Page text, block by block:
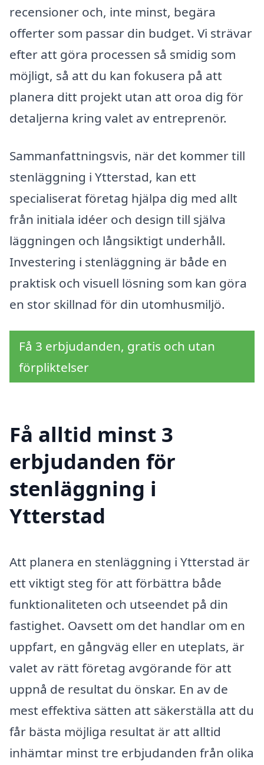
recensioner och, inte minst, begära
offerter som passar din budget. Vi strävar
efter att göra processen så smidig som
möjligt, så att du kan fokusera på att
planera ditt projekt utan att oroa dig för
detaljerna kring valet av entreprenör.
Sammanfattningsvis, när det kommer till
stenläggning i Ytterstad, kan ett
specialiserat företag hjälpa dig med allt
från initiala idéer och design till själva
läggningen och långsiktigt underhåll.
Investering i stenläggning är både en
praktisk och visuell lösning som kan göra
en stor skillnad för din utomhusmiljö.
Få 3 erbjudanden, gratis och utan
förpliktelser
Få alltid minst 3
erbjudanden för
stenläggning i
Ytterstad
Att planera en stenläggning i Ytterstad är
ett viktigt steg för att förbättra både
funktionaliteten och utseendet på din
fastighet. Oavsett om det handlar om en
uppfart, en gångväg eller en uteplats, är
valet av rätt företag avgörande för att
uppnå de resultat du önskar. En av de
mest effektiva sätten att säkerställa att du
får bästa möjliga resultat är att alltid
inhämtar minst tre erbjudanden från olika